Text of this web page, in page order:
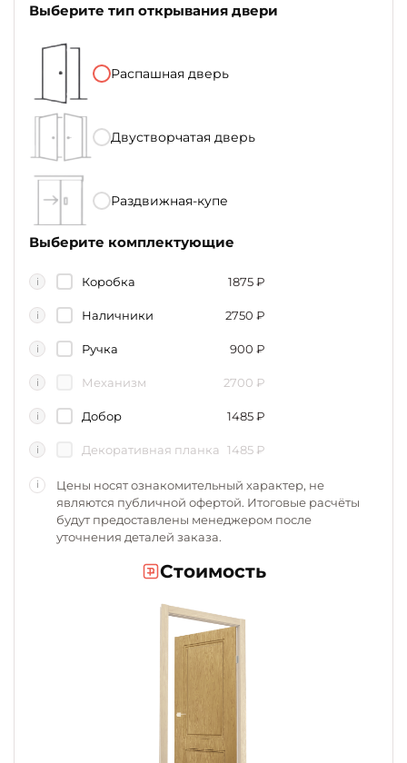
Выберите тип открывания двери
Распашная дверь
Двустворчатая дверь
Раздвижная-купе
Выберите комплектующие
i Коробка 1875₽
i Наличники 2750 ₽
i Ручка 900 ₽
i Механизм 2700 ₽
i Добор 1485₽
i Декоративная планка 1485 ₽
i
Цены носят ознакомительный характер, не
являются публичной офертой. Итоговые расчёты
будут предоставлены менеджером после
уточнения деталей заказа.
Стоимость